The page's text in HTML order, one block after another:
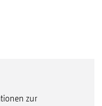
zur